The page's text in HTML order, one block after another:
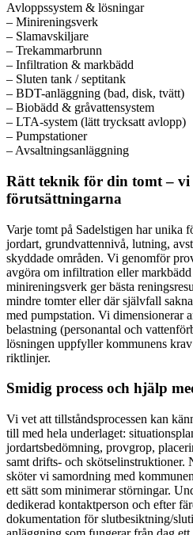
Avloppssystem & lösningar
– Minireningsverk
– Slamavskiljare
– Trekammarbrunn
– Infiltration & markbädd
– Sluten tank / septitank
– BDT-anläggning (bad, disk, tvätt)
– Biobädd & gråvattensystem
– LTA-system (lätt trycksatt avlopp)
– Pumpstationer
– Avsaltningsanläggning
Rätt teknik för din tomt – vi
förutsättningarna
Varje tomt på Sadelstigen har unika
jordart, grundvattennivå, lutning,
skyddade områden. Vi genomför
avgöra om infiltration eller
minireningsverk ger bästa
mindre tomter eller där självfall
med pumpstation. Vi dimensionerar
belastning (personantal och
lösningen uppfyller kommunens
riktlinjer.
Smidig process och hjälp
Vi vet att tillståndsprocessen kan
till med hela underlaget:
jordartsbedömning, provgrop,
samt drifts- och skötselinstruktioner.
sköter vi samordning med
ett sätt som minimerar störningar.
dedikerad kontaktperson och efter
dokumentation för slutbesiktning/